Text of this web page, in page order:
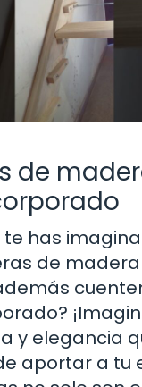
de
te has
de
y elegancia
aportar a tu